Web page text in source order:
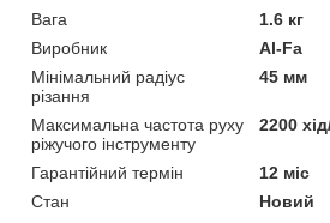
Вага
1.6 кг
Виробник
Al-Fa
Мінімальний радіус
різання
45 мм
Максимальна частота руху
ріжучого інструменту
2200
Гарантійний термін
12 міс
Стан
Новий